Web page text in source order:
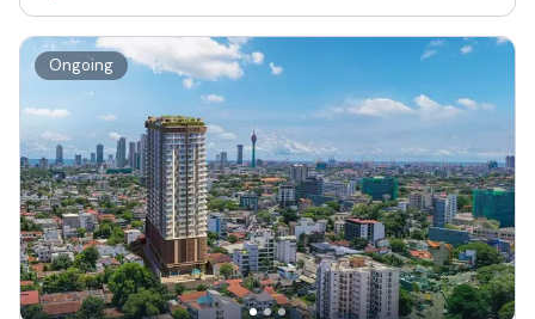
Ongoing